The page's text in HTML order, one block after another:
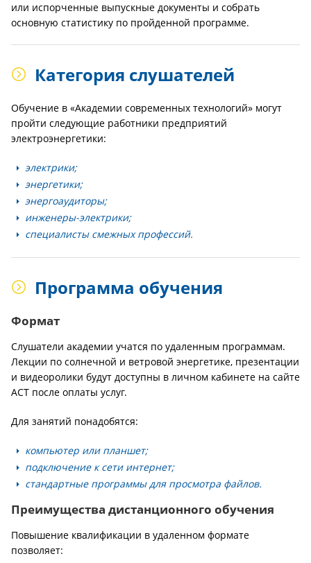
или испорченные выпускные документы и собрать
основную статистику по пройденной программе.
Категория слушателей
Обучение в «Академии современных технологий» могут
пройти следующие работники предприятий
электроэнергетики:
электрики;
энергетики;
энергоаудиторы;
инженеры-электрики;
специалисты смежных профессий.
Программа обучения
Формат
Слушатели академии учатся по удаленным программам.
Лекции по солнечной и ветровой энергетике, презентации
и видеоролики будут доступны в личном кабинете на сайте
АСТ после оплаты услуг.
Для занятий понадобятся:
компьютер или планшет;
подключение к сети интернет;
стандартные программы для просмотра файлов.
Преимущества дистанционного обучения
Повышение квалификации в удаленном формате
позволяет: